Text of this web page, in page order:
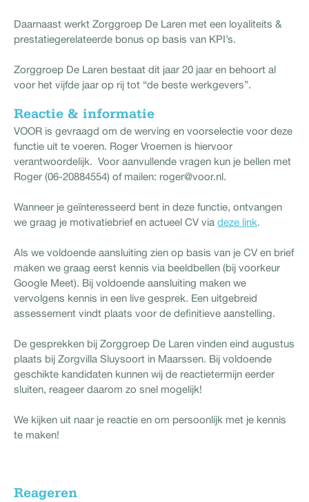
Daarnaast werkt Zorggroep De Laren met een loyaliteits &
prestatiegerelateerde bonus op basis van KPI’s.
Zorggroep De Laren bestaat dit jaar 20 jaar en behoort al
voor het vijfde jaar op rij tot “de beste werkgevers”.
Reactie & informatie
VOOR is gevraagd om de werving en voorselectie voor deze
functie uit te voeren. Roger Vroemen is hiervoor
verantwoordelijk. Voor aanvullende vragen kun je bellen met
Roger (06-20884554) of mailen: roger@voor.nl.
Wanneer je geïnteresseerd bent in deze functie, ontvangen
we graag je motivatiebrief en actueel CV via deze link.
Als we voldoende aansluiting zien op basis van je CV en brief
maken we graag eerst kennis via beeldbellen (bij voorkeur
Google Meet). Bij voldoende aansluiting maken we
vervolgens kennis in een live gesprek. Een uitgebreid
assessement vindt plaats voor de definitieve aanstelling.
De gesprekken bij Zorggroep De Laren vinden eind augustus
plaats bij Zorgvilla Sluysoort in Maarssen. Bij voldoende
geschikte kandidaten kunnen wij de reactietermijn eerder
sluiten, reageer daarom zo snel mogelijk!
We kijken uit naar je reactie en om persoonlijk met je kennis
te maken!
Reageren